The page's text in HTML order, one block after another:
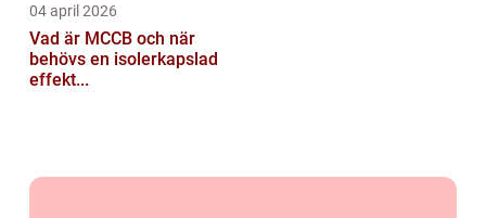
04 april 2026
Vad är MCCB och när
behövs en isolerkapslad
effekt...